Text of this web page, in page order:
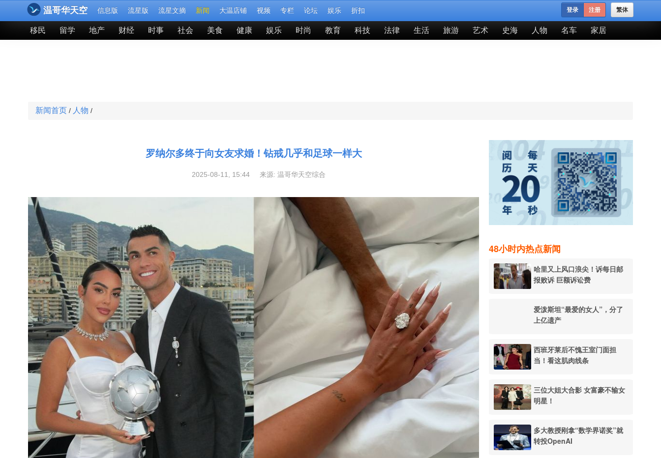
温哥华天空 信息版 流星版 流星文摘 新闻 大温店铺 视频 专栏 论坛 娱乐 折扣 繁体
登录 注册
移民 留学 地产 财经 时事 社会 美食 健康 娱乐 时尚 教育 科技 法律 生活 旅游 艺术 史海 人物 名车 家居
新闻首页 / 人物 /
罗纳尔多终于向女友求婚！钻戒几乎和足球一样大
2025-08-11, 15:44 来源: 温哥华天空综合
48小时内热点新闻
哈里又上风口浪尖！诉每日邮
报败诉 巨额诉讼费
爱泼斯坦“最爱的女人”，分了
上亿遗产
西班牙莱后不愧王室门面担
当！看这肌肉线条
三位大姐大合影 女富豪不输女
明星！
多大教授刚拿“数学界诺奖”就
转投OpenAI